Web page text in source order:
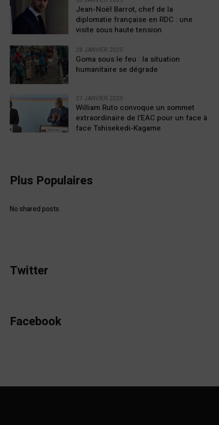
Jean-Noël Barrot, chef de la
diplomatie française en RDC : une
visite sous haute tension
28 JANVIER 2025
Goma sous le feu : la situation
humanitaire se dégrade
27 JANVIER 2025
William Ruto convoque un sommet
extraordinaire de l’EAC pour un face à
face Tshisekedi-Kagame
Plus Populaires
No shared posts
Twitter
Facebook